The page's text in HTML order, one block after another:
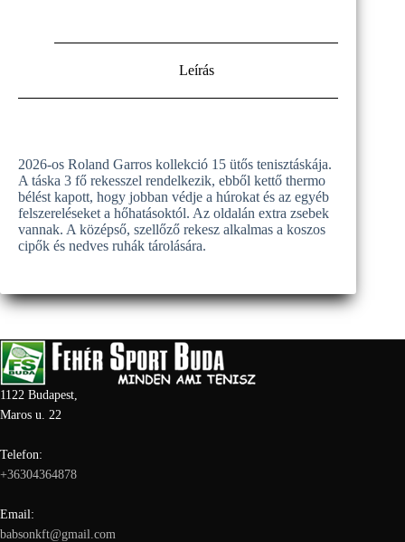
Leírás
2026-os Roland Garros kollekció 15 ütős tenisztáskája.
A táska 3 fő rekesszel rendelkezik, ebből kettő thermo
bélést kapott, hogy jobban védje a húrokat és az egyéb
felszereléseket a hőhatásoktól. Az oldalán extra zsebek
vannak. A középső, szellőző rekesz alkalmas a koszos
cipők és nedves ruhák tárolására.
1122 Budapest,
Maros u. 22
Telefon:
+36304364878
Email:
babsonkft@gmail.com